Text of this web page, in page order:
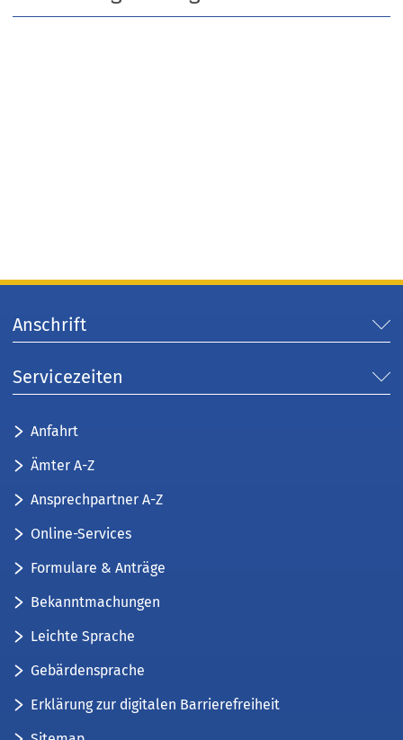
Anschrift
Servicezeiten
Anfahrt
Ämter A-Z
Ansprechpartner A-Z
Online-Services
Formulare & Anträge
Bekanntmachungen
Leichte Sprache
Gebärdensprache
Erklärung zur digitalen Barrierefreiheit